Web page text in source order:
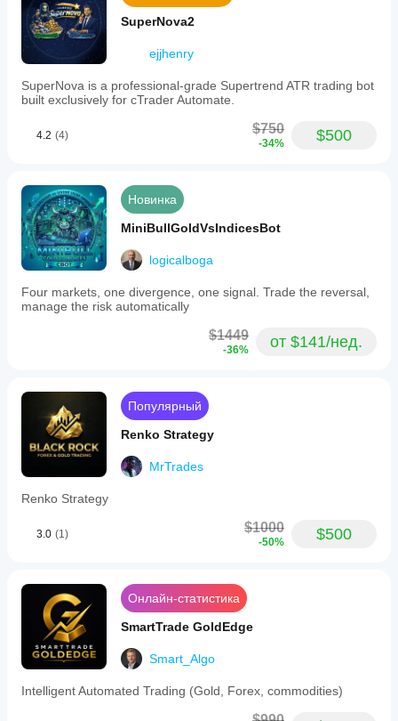
CROSS-BROKER GUIDANCE:
Broker differences in pip size, tick size, pip value,
spread, commission, swap, leverage, and lot
can materially affect performance. Always verify on
RECOMMENDED PARAMETERS (Default - Tested
Optimal)
Chart Settings:
Instance:
• Instance ID: VG01
• Direction: 0 (Auto)
• Max Levels: 2
• ATR Period: 14
• ATR Multiplier: 2.0
• Risk Per Level: 1.0%
SuperNova2
ejjhenry
SuperNova is a professional-grade Supertrend ATR trading bot
built exclusively for cTrader Automate.
4.2 (4) $750
-34% $500
Новинка
MiniBullGoldVsIndicesBot
logicalboga
Four markets, one divergence, one signal. Trade the reversal,
manage the risk automatically
$1449
-36% от $141/нед.
Популярный
Renko Strategy
MrTrades
Renko Strategy
3.0 (1) $1000
-50% $500
Онлайн-статистика
SmartTrade GoldEdge
Smart_Algo
Intelligent Automated Trading (Gold, Forex, commodities)